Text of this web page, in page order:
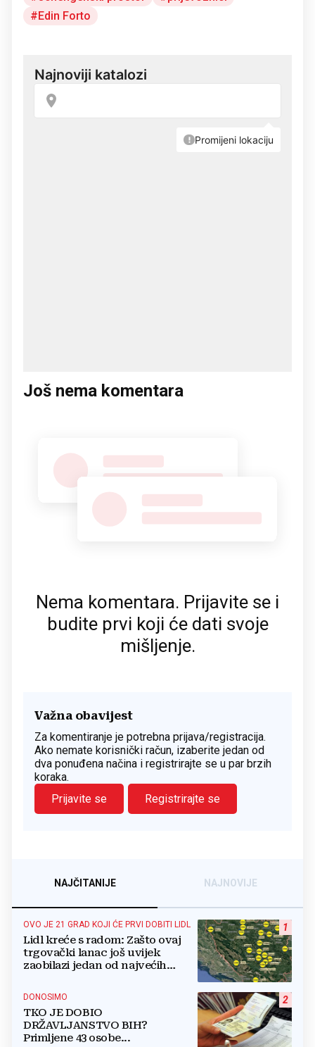
Edin Forto
Još nema komentara
Nema komentara. Prijavite se i
budite prvi koji će dati svoje
mišljenje.
Važna obavijest
Za komentiranje je potrebna prijava/registracija.
Ako nemate korisnički račun, izaberite jedan od
dva ponuđena načina i registrirajte se u par brzih
koraka.
Prijavite se
Registrirajte se
NAJČITANIJE NAJNOVIJE
1
OVO JE 21 GRAD KOJI ĆE PRVI DOBITI LIDL
Lidl kreće s radom: Zašto ovaj
trgovački lanac još uvijek
zaobilazi jedan od najvećih
2
DONOSIMO
TKO JE DOBIO
DRŽAVLJANSTVO BIH?
Primljene 43 osobe...